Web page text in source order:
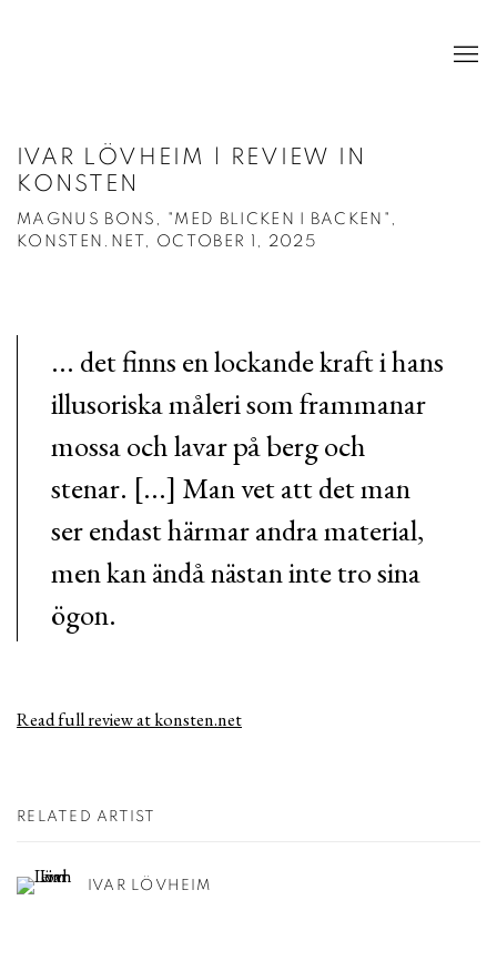
IVAR LÖVHEIM | REVIEW IN
KONSTEN
MAGNUS BONS, "MED BLICKEN I BACKEN",
KONSTEN.NET, OCTOBER 1, 2025
... det finns en lockande kraft i hans
illusoriska måleri som frammanar
mossa och lavar på berg och
stenar. [...] Man vet att det man
ser endast härmar andra material,
men kan ändå nästan inte tro sina
ögon.
Read full review at konsten.net
RELATED ARTIST
IVAR LÖVHEIM